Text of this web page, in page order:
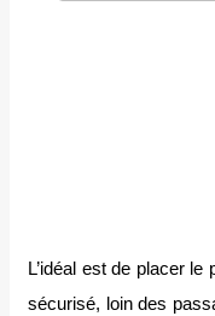
L’idéal est de placer
sécurisé, loin des